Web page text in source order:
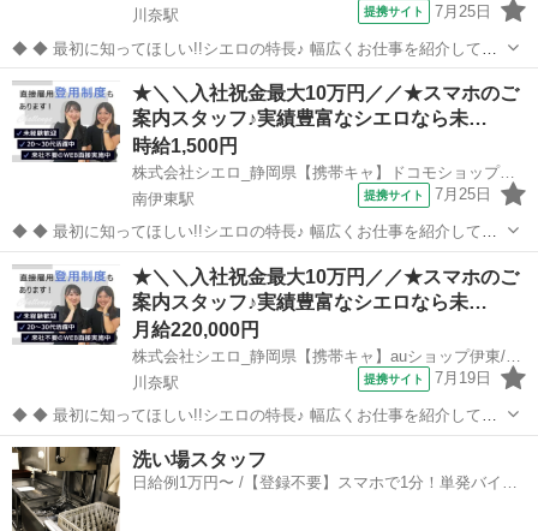
川奈駅
提携サイト 7月25日
◆ ◆ 最初に知ってほしい!!シエロの特長♪ 幅広くお仕事を紹介してい
る当社！ 専任のコーディネーターがあなたの希望をしっかりお伺いし
て、お仕事探しに丁寧に向き合います！ ＼＼うれしい高収入×週払い♪
／／ 高収入でしっか...
静岡 川奈駅 携帯ショップ
★＼＼入社祝金最大10万円／／★スマホのご
案内スタッフ♪実績豊富なシエロなら未…
時給1,500円
株式会社シエロ_静岡県【携帯キャ】ドコモショップ伊東店/AF5
南伊東駅
提携サイト 7月25日
◆ ◆ 最初に知ってほしい!!シエロの特長♪ 幅広くお仕事を紹介してい
る当社！ 専任のコーディネーターがあなたの希望をしっかりお伺いし
て、お仕事探しに丁寧に向き合います！ ＼＼うれしい高収入×週払い♪
／／ 高収入でしっか...
静岡 南伊東駅 携帯ショップ
★＼＼入社祝金最大10万円／／★スマホのご
案内スタッフ♪実績豊富なシエロなら未…
月給220,000円
株式会社シエロ_静岡県【携帯キャ】auショップ伊東/AF5
川奈駅
提携サイト 7月19日
◆ ◆ 最初に知ってほしい!!シエロの特長♪ 幅広くお仕事を紹介してい
る当社！ 専任のコーディネーターがあなたの希望をしっかりお伺いし
て、お仕事探しに丁寧に向き合います！ ＼＼うれしい高収入×週払い♪
／／ 高収入でしっか...
静岡 伊東市 川奈駅
洗い場スタッフ
日給例1万円〜 /【登録不要】スマホで1分！単発バイト